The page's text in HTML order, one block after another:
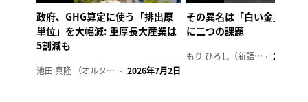
政府、GHG算定に使う「排出原
単位」を大幅減: 重厚長大産業は
5割減も
池田 真隆 （オルタナ輪番編集長） 2026年7月2日
その異名は「白い金」、リ
に二つの課題
もり ひろし（新語ウォッチャー） 2023年7